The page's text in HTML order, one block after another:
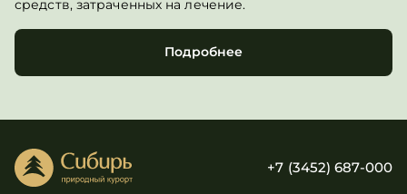
средств, затраченных на лечение.
Подробнее
+7 (3452) 687-000